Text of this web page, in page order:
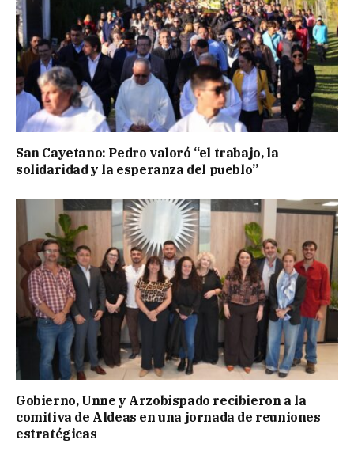
San Cayetano: Pedro valoró “el trabajo, la
solidaridad y la esperanza del pueblo”
Gobierno, Unne y Arzobispado recibieron a la
comitiva de Aldeas en una jornada de reuniones
estratégicas